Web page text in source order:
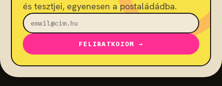
és tesztjei, egyenesen a postaládádba.
FELIRATKOZOM →